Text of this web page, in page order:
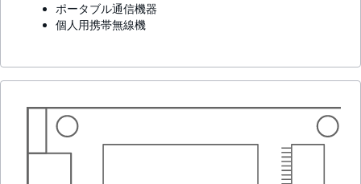
ポータブル通信機器
個人用携帯無線機